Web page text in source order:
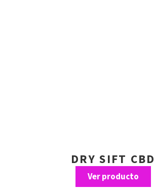
DRY SIFT CBD
Ver producto